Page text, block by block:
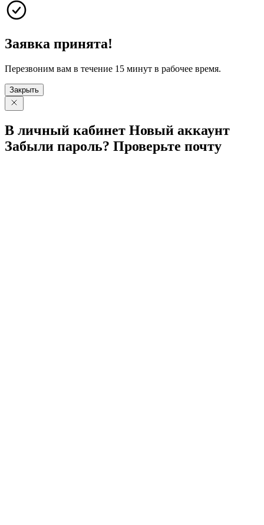
Заявка принята!
Перезвоним вам в течение 15 минут в рабочее время.
Закрыть
В личный кабинет Новый аккаунт
Забыли пароль? Проверьте почту